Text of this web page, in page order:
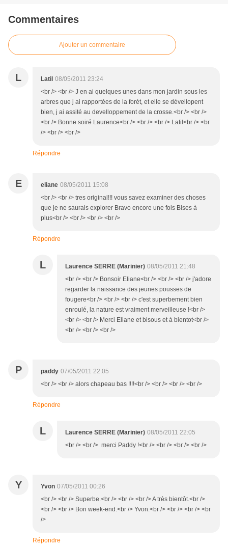
Commentaires
Ajouter un commentaire
L Latil 08/05/2011 23:24
<br /> <br /> J en ai quelques unes dans mon jardin sous les
arbres que j ai rapportées de la forét, et elle se dévellopent
bien, j ai assité au develloppement de la crosse.<br /> <br />
<br /> Bonne soiré Laurence<br /> <br /> <br /> Latil<br /> <br
/> <br /> <br />
Répondre
E eliane 08/05/2011 15:08
<br /> <br /> tres original!!! vous savez examiner des choses
que je ne saurais explorer Bravo encore une fois Bises à
plus<br /> <br /> <br /> <br />
Répondre
L Laurence SERRE (Marinier) 08/05/2011 21:48
<br /> <br /> Bonsoir Eliane<br /> <br /> <br /> j'adore
regarder la naissance des jeunes pousses de
fougere<br /> <br /> <br /> c'est superbement bien
enroulé, la nature est vraiment merveilleuse !<br />
<br /> <br /> Merci Eliane et bisous et à bientot<br />
<br /> <br /> <br />
P paddy 07/05/2011 22:05
<br /> <br /> alors chapeau bas !!!!<br /> <br /> <br /> <br />
Répondre
L Laurence SERRE (Marinier) 08/05/2011 22:05
<br /> <br /> merci Paddy !<br /> <br /> <br /> <br />
Y Yvon 07/05/2011 00:26
<br /> <br /> Superbe.<br /> <br /> <br /> A très bientôt.<br />
<br /> <br /> Bon week-end.<br /> Yvon.<br /> <br /> <br /> <br
/>
Répondre